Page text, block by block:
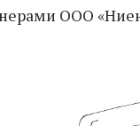
ООО